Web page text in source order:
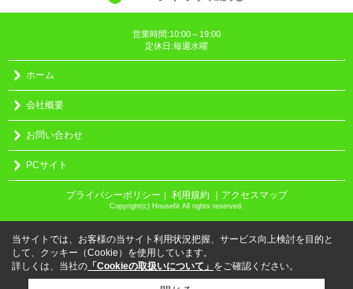
営業時間:10:00～19:00
定休日:毎週水曜
ホーム
会社概要
お問い合わせ
PCサイト
プライバシーポリシー 利用規約 ｜アクセスマップ
Copyright(c) Housefit All rights reserved.
当サイトでは、お客様の当サイト利用状況把握、サービス向上検討を目的と
して、クッキー（Cookie）を使用しています。
詳しくは、当社の 「Cookieの取扱いについて」 をご確認ください。